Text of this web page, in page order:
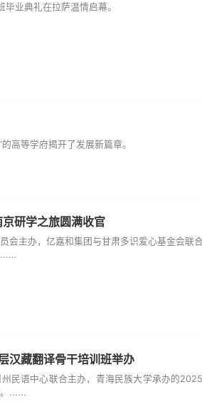
业典礼在拉萨温情启幕。
高等学府揭开了发展新篇章。
研学之旅圆满收官
会主办，亿嘉和集团与甘肃多识爱心基金会联
汉藏翻译骨干培训班举办
民语中心联合主办，青海民族大学承办的
......